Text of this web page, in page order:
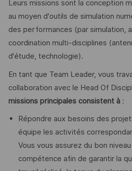
Leurs missions sont la conception
au moyen d'outils de simulation
des performances (par simulation,
coordination multi-disciplines
d'étude, technologie).
En tant que Team Leader, vous
collaboration avec le Head Of
missions principales consistent à:
Répondre aux besoins des
équipe les activités
Vous vous assurez du bon
compétence afin de garantir la